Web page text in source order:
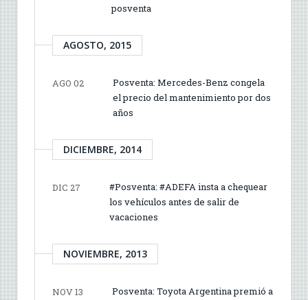
posventa
AGOSTO, 2015
AGO 02
Posventa: Mercedes-Benz congela
el precio del mantenimiento por dos
años
DICIEMBRE, 2014
DIC 27
#Posventa: #ADEFA insta a chequear
los vehículos antes de salir de
vacaciones
NOVIEMBRE, 2013
NOV 13
Posventa: Toyota Argentina premió a